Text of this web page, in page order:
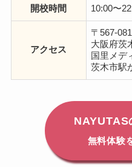
開校時間 10:00〜
アクセス
〒567-
大阪府茨
国里メデ
茨木市駅
NAYUTAS
無料体験